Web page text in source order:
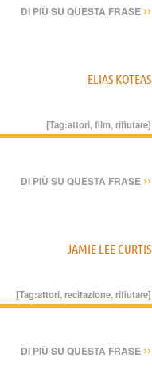
DI PIÙ SU QUESTA FRASE ››
ELIAS KOTEAS
[Tag:attori,film,rifiutare]
DI PIÙ SU QUESTA FRASE ››
JAMIE LEE CURTIS
[Tag:attori,recitazione,rifiutare]
DI PIÙ SU QUESTA FRASE ››